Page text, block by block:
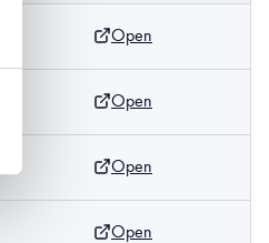
Open
Open
Open
Open